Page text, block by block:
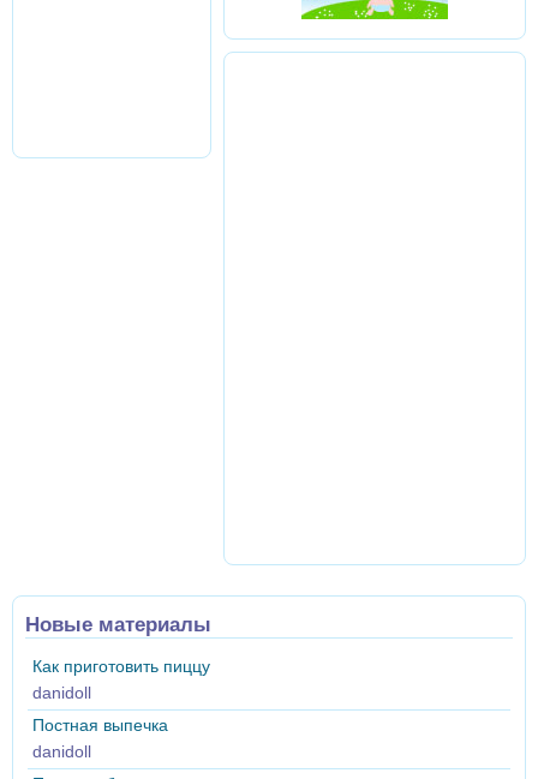
Новые материалы
Как приготовить пиццу
danidoll
Постная выпечка
danidoll